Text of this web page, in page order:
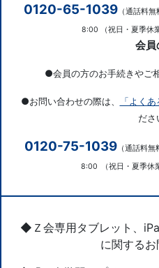
0120-65-1039（通話料無
8:00
（祝日・夏季休
会員
●会員の方のお手続きやご
●お問い合わせの際は、 「よく
ださ
0120-75-1039（通話料無
8:00
（祝日・夏季休
◆Ｚ会専用タブレット、
に関する